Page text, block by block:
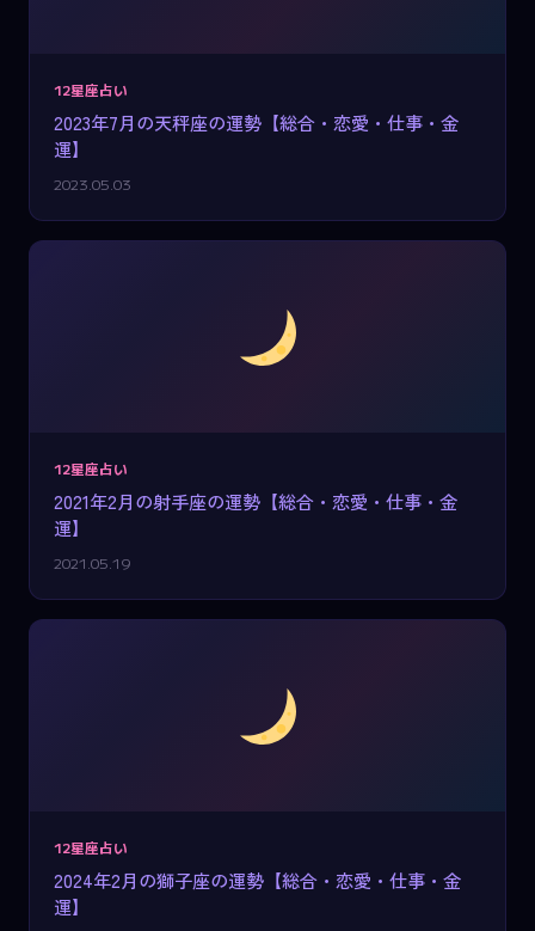
12星座占い
2023年7月の天秤座の運勢【総合・恋愛・仕事・金
運】
2023.05.03
12星座占い
2021年2月の射手座の運勢【総合・恋愛・仕事・金
運】
2021.05.19
12星座占い
2024年2月の獅子座の運勢【総合・恋愛・仕事・金
運】